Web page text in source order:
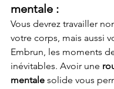
mentale :
Vous devrez travailler
votre corps, mais aussi
Embrun, les moments
inévitables. Avoir une
mentale solide vous